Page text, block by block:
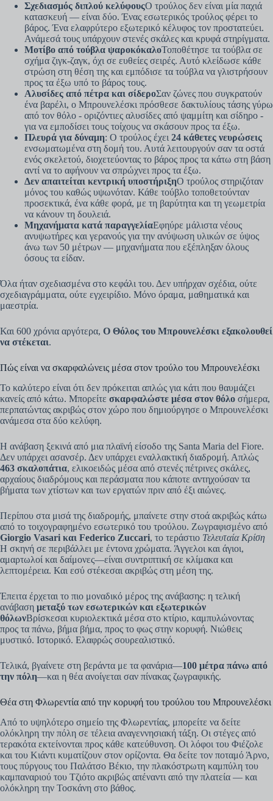
Σχεδιασμός διπλού κελύφουςΟ τρούλος δεν είναι μία παχιά
κατασκευή — είναι δύο. Ένας εσωτερικός τρούλος φέρει το
βάρος. Ένα ελαφρύτερο εξωτερικό κέλυφος τον προστατεύει.
Ανάμεσά τους υπάρχουν στενές σκάλες και κρυφά στηρίγματα.
Μοτίβο από τούβλα ψαροκόκαλοΤοποθέτησε τα τούβλα σε
σχήμα ζιγκ-ζαγκ, όχι σε ευθείες σειρές. Αυτό κλείδωσε κάθε
στρώση στη θέση της και εμπόδισε τα τούβλα να γλιστρήσουν
προς τα έξω υπό το βάρος τους.
Αλυσίδες από πέτρα και σίδεροΣαν ζώνες που συγκρατούν
ένα βαρέλι, ο Μπρουνελέσκι πρόσθεσε δακτυλίους τάσης γύρω
από τον θόλο - οριζόντιες αλυσίδες από ψαμμίτη και σίδηρο -
για να εμποδίσει τους τοίχους να σκάσουν προς τα έξω.
Πλευρά για δύναμη: Ο τρούλος έχει 24 κάθετες νευρώσεις
ενσωματωμένα στη δομή του. Αυτά λειτουργούν σαν τα οστά
ενός σκελετού, διοχετεύοντας το βάρος προς τα κάτω στη βάση
αντί να το αφήνουν να σπρώχνει προς τα έξω.
Δεν απαιτείται κεντρική υποστήριξηΟ τρούλος στηριζόταν
μόνος του καθώς υψωνόταν. Κάθε τούβλο τοποθετούνταν
προσεκτικά, ένα κάθε φορά, με τη βαρύτητα και τη γεωμετρία
να κάνουν τη δουλειά.
Μηχανήματα κατά παραγγελίαΕφηύρε μάλιστα νέους
ανυψωτήρες και γερανούς για την ανύψωση υλικών σε ύψος
άνω των 50 μέτρων — μηχανήματα που εξέπληξαν όλους
όσους τα είδαν.
Όλα ήταν σχεδιασμένα στο κεφάλι του. Δεν υπήρχαν σχέδια, ούτε
σχεδιαγράμματα, ούτε εγχειρίδιο. Μόνο όραμα, μαθηματικά και
μαεστρία.
Και 600 χρόνια αργότερα, Ο Θόλος του Μπρουνελέσκι εξακολουθεί
να στέκεται.
Πώς είναι να σκαρφαλώνεις μέσα στον τρούλο του Μπρουνελέσκι
Το καλύτερο είναι ότι δεν πρόκειται απλώς για κάτι που θαυμάζει
κανείς από κάτω. Μπορείτε σκαρφαλώστε μέσα στον θόλο σήμερα,
περπατώντας ακριβώς στον χώρο που δημιούργησε ο Μπρουνελέσκι
ανάμεσα στα δύο κελύφη.
Η ανάβαση ξεκινά από μια πλαϊνή είσοδο της Santa Maria del Fiore.
Δεν υπάρχει ασανσέρ. Δεν υπάρχει εναλλακτική διαδρομή. Απλώς
463 σκαλοπάτια, ελικοειδώς μέσα από στενές πέτρινες σκάλες,
αρχαίους διαδρόμους και περάσματα που κάποτε αντηχούσαν τα
βήματα των χτίστων και των εργατών πριν από έξι αιώνες.
Περίπου στα μισά της διαδρομής, μπαίνετε στην στοά ακριβώς κάτω
από το τοιχογραφημένο εσωτερικό του τρούλου. Ζωγραφισμένο από
Giorgio Vasari και Federico Zuccari, το τεράστιο Τελευταία Κρίση
Η σκηνή σε περιβάλλει με έντονα χρώματα. Άγγελοι και άγιοι,
αμαρτωλοί και δαίμονες—είναι συντριπτική σε κλίμακα και
λεπτομέρεια. Και εσύ στέκεσαι ακριβώς στη μέση της.
Έπειτα έρχεται το πιο μοναδικό μέρος της ανάβασης: η τελική
ανάβαση μεταξύ των εσωτερικών και εξωτερικών
θόλωνΒρίσκεσαι κυριολεκτικά μέσα στο κτίριο, καμπυλώνοντας
προς τα πάνω, βήμα βήμα, προς το φως στην κορυφή. Νιώθεις
μυστικό. Ιστορικό. Ελαφρώς σουρεαλιστικό.
Τελικά, βγαίνετε στη βεράντα με τα φανάρια—100 μέτρα πάνω από
την πόλη—και η θέα ανοίγεται σαν πίνακας ζωγραφικής.
Θέα στη Φλωρεντία από την κορυφή του τρούλου του Μπρουνελέσκι
Από το υψηλότερο σημείο της Φλωρεντίας, μπορείτε να δείτε
ολόκληρη την πόλη σε τέλεια αναγεννησιακή τάξη. Οι στέγες από
τερακότα εκτείνονται προς κάθε κατεύθυνση. Οι λόφοι του Φιέζολε
και του Κιάντι κυματίζουν στον ορίζοντα. Θα δείτε τον ποταμό Άρνο,
τους πύργους του Παλάτσο Βέκιο, την πλακόστρωτη καμπύλη του
καμπαναριού του Τζιότο ακριβώς απέναντι από την πλατεία — και
ολόκληρη την Τοσκάνη στο βάθος.